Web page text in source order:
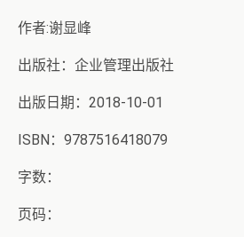
作者:谢显峰
出版社：企业管理出版社
出版日期：2018-10-01
ISBN：9787516418079
字数：
页码：